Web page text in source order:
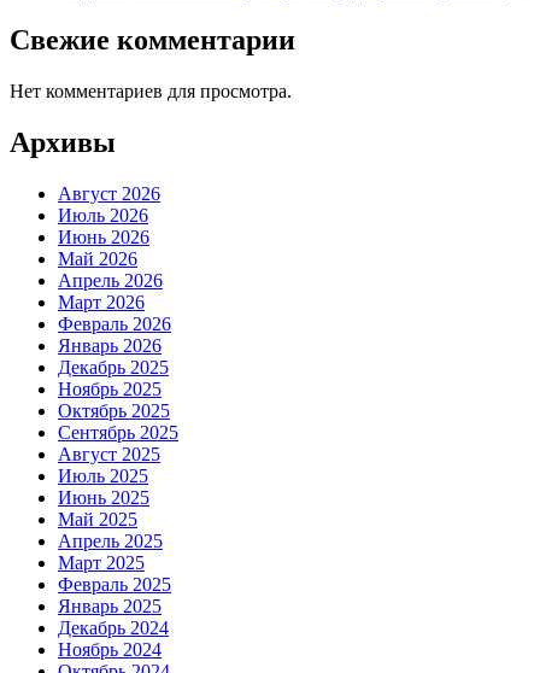
Свежие комментарии
Нет комментариев для просмотра.
Архивы
Август 2026
Июль 2026
Июнь 2026
Май 2026
Апрель 2026
Март 2026
Февраль 2026
Январь 2026
Декабрь 2025
Ноябрь 2025
Октябрь 2025
Сентябрь 2025
Август 2025
Июль 2025
Июнь 2025
Май 2025
Апрель 2025
Март 2025
Февраль 2025
Январь 2025
Декабрь 2024
Ноябрь 2024